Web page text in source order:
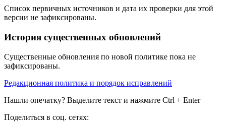
Список первичных источников и дата их проверки для этой
версии не зафиксированы.
История существенных обновлений
Существенные обновления по новой политике пока не
зафиксированы.
Редакционная политика и порядок исправлений
Нашли опечатку? Выделите текст и нажмите Ctrl + Enter
Поделиться в соц. сетях: